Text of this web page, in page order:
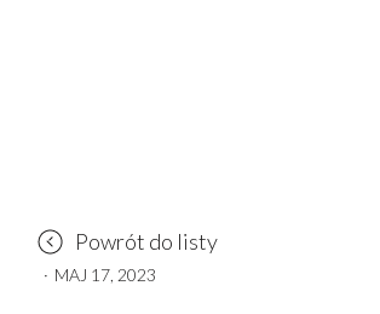
Powrót do listy
· MAJ 17, 2023